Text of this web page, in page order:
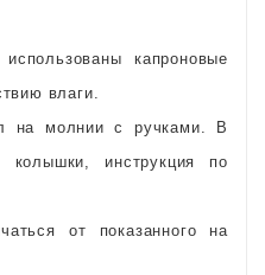
капроновые
влаги.
на молнии с ручками. В
колышки, инструкция по
от показанного на